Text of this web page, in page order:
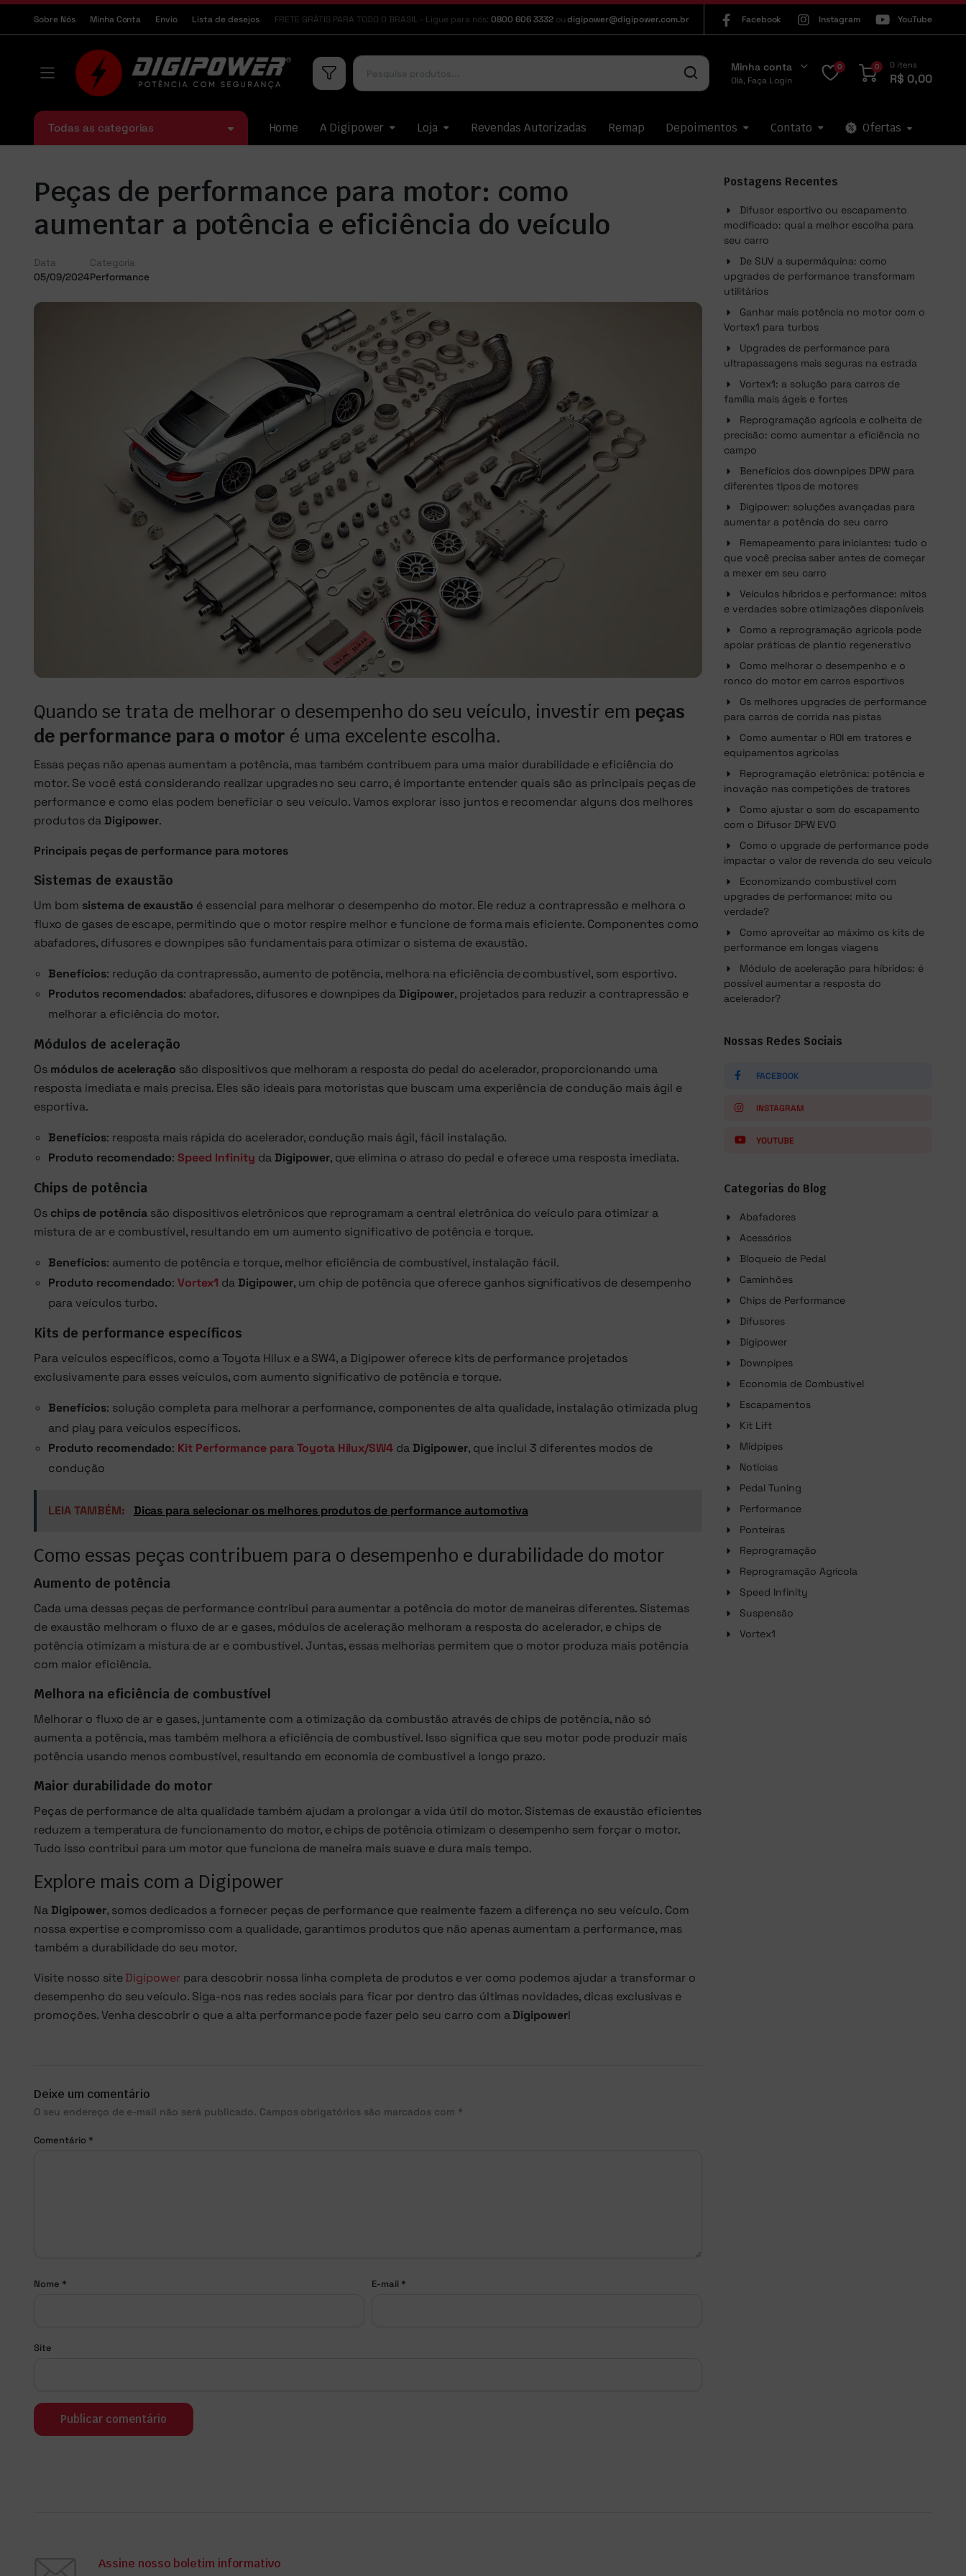
Sobre Nós Minha Conta Envio Lista de desejos FRETE GRÁTIS PARA TODO O BRASIL - Ligue para nós: 0800 606 3332 ou digipower@digipower.com.br Facebook Instagram YouTube
Minha conta
Olá, Faça Login
0 0 0 itens
R$ 0,00
Todas as categorias Home A Digipower Loja Revendas Autorizadas Remap Depoimentos Contato Ofertas
Peças de performance para motor: como
aumentar a potência e eficiência do veículo
Data
05/09/2024
Categoria
Performance
Quando se trata de melhorar o desempenho do seu veículo, investir em peças
de performance para o motor é uma excelente escolha.
Essas peças não apenas aumentam a potência, mas também contribuem para uma maior durabilidade e eficiência do
motor. Se você está considerando realizar upgrades no seu carro, é importante entender quais são as principais peças de
performance e como elas podem beneficiar o seu veículo. Vamos explorar isso juntos e recomendar alguns dos melhores
produtos da Digipower.
Principais peças de performance para motores
Sistemas de exaustão
Um bom sistema de exaustão é essencial para melhorar o desempenho do motor. Ele reduz a contrapressão e melhora o
fluxo de gases de escape, permitindo que o motor respire melhor e funcione de forma mais eficiente. Componentes como
abafadores, difusores e downpipes são fundamentais para otimizar o sistema de exaustão.
Benefícios: redução da contrapressão, aumento de potência, melhora na eficiência de combustível, som esportivo.
Produtos recomendados: abafadores, difusores e downpipes da Digipower, projetados para reduzir a contrapressão e
melhorar a eficiência do motor.
Módulos de aceleração
Os módulos de aceleração são dispositivos que melhoram a resposta do pedal do acelerador, proporcionando uma
resposta imediata e mais precisa. Eles são ideais para motoristas que buscam uma experiência de condução mais ágil e
esportiva.
Benefícios: resposta mais rápida do acelerador, condução mais ágil, fácil instalação.
Produto recomendado:Speed Infinity da Digipower, que elimina o atraso do pedal e oferece uma resposta imediata.
Chips de potência
Os chips de potência são dispositivos eletrônicos que reprogramam a central eletrônica do veículo para otimizar a
mistura de ar e combustível, resultando em um aumento significativo de potência e torque.
Benefícios: aumento de potência e torque, melhor eficiência de combustível, instalação fácil.
Produto recomendado:Vortex1 da Digipower, um chip de potência que oferece ganhos significativos de desempenho
para veículos turbo.
Kits de performance específicos
Para veículos específicos, como a Toyota Hilux e a SW4, a Digipower oferece kits de performance projetados
exclusivamente para esses veículos, com aumento significativo de potência e torque.
Benefícios: solução completa para melhorar a performance, componentes de alta qualidade, instalação otimizada plug
and play para veículos específicos.
Produto recomendado: Kit Performance para Toyota Hilux/SW4 da Digipower, que inclui 3 diferentes modos de
condução
LEIA TAMBÉM: Dicas para selecionar os melhores produtos de performance automotiva
Como essas peças contribuem para o desempenho e durabilidade do motor
Aumento de potência
Cada uma dessas peças de performance contribui para aumentar a potência do motor de maneiras diferentes. Sistemas
de exaustão melhoram o fluxo de ar e gases, módulos de aceleração melhoram a resposta do acelerador, e chips de
potência otimizam a mistura de ar e combustível. Juntas, essas melhorias permitem que o motor produza mais potência
com maior eficiência.
Melhora na eficiência de combustível
Melhorar o fluxo de ar e gases, juntamente com a otimização da combustão através de chips de potência, não só
aumenta a potência, mas também melhora a eficiência de combustível. Isso significa que seu motor pode produzir mais
potência usando menos combustível, resultando em economia de combustível a longo prazo.
Maior durabilidade do motor
Peças de performance de alta qualidade também ajudam a prolongar a vida útil do motor. Sistemas de exaustão eficientes
reduzem a temperatura de funcionamento do motor, e chips de potência otimizam o desempenho sem forçar o motor.
Tudo isso contribui para um motor que funciona de maneira mais suave e dura mais tempo.
Explore mais com a Digipower
Na Digipower, somos dedicados a fornecer peças de performance que realmente fazem a diferença no seu veículo. Com
nossa expertise e compromisso com a qualidade, garantimos produtos que não apenas aumentam a performance, mas
também a durabilidade do seu motor.
Visite nosso siteDigipower para descobrir nossa linha completa de produtos e ver como podemos ajudar a transformar o
desempenho do seu veículo. Siga-nos nas redes sociais para ficar por dentro das últimas novidades, dicas exclusivas e
promoções. Venha descobrir o que a alta performance pode fazer pelo seu carro com aDigipower!
Deixe um comentário
O seu endereço de e-mail não será publicado. Campos obrigatórios são marcados com *
Comentário *
Nome * E-mail *
Site
Postagens Recentes
Difusor esportivo ou escapamento
modificado: qual a melhor escolha para
seu carro
De SUV a supermáquina: como
upgrades de performance transformam
utilitários
Ganhar mais potência no motor com o
Vortex1 para turbos
Upgrades de performance para
ultrapassagens mais seguras na estrada
Vortex1: a solução para carros de
família mais ágeis e fortes
Reprogramação agrícola e colheita de
precisão: como aumentar a eficiência no
campo
Benefícios dos downpipes DPW para
diferentes tipos de motores
Digipower: soluções avançadas para
aumentar a potência do seu carro
Remapeamento para iniciantes: tudo o
que você precisa saber antes de começar
a mexer em seu carro
Veículos híbridos e performance: mitos
e verdades sobre otimizações disponíveis
Como a reprogramação agrícola pode
apoiar práticas de plantio regenerativo
Como melhorar o desempenho e o
ronco do motor em carros esportivos
Os melhores upgrades de performance
para carros de corrida nas pistas
Como aumentar o ROI em tratores e
equipamentos agrícolas
Reprogramação eletrônica: potência e
inovação nas competições de tratores
Como ajustar o som do escapamento
com o Difusor DPW EVO
Como o upgrade de performance pode
impactar o valor de revenda do seu veículo
Economizando combustível com
upgrades de performance: mito ou
verdade?
Como aproveitar ao máximo os kits de
performance em longas viagens
Módulo de aceleração para híbridos: é
possível aumentar a resposta do
acelerador?
Nossas Redes Sociais
FACEBOOK
INSTAGRAM
YOUTUBE
Categorias do Blog
Abafadores
Acessórios
Bloqueio de Pedal
Caminhões
Chips de Performance
Difusores
Digipower
Downpipes
Economia de Combustível
Escapamentos
Kit Lift
Midpipes
Notícias
Pedal Tuning
Performance
Ponteiras
Reprogramação
Reprogramação Agrícola
Speed Infinity
Suspensão
Vortex1
Assine nosso boletim informativo